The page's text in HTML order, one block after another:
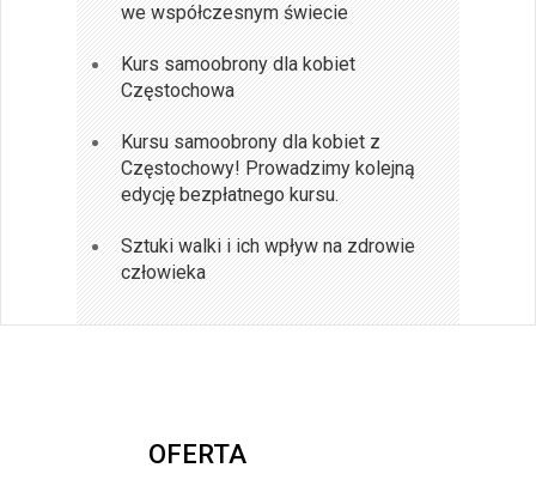
we współczesnym świecie
Kurs samoobrony dla kobiet
Częstochowa
Kursu samoobrony dla kobiet z
Częstochowy! Prowadzimy kolejną
edycję bezpłatnego kursu.
Sztuki walki i ich wpływ na zdrowie
człowieka
OFERTA